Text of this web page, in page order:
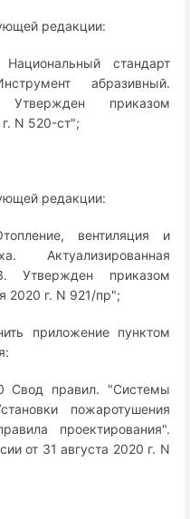
редакции:
стандарт
абразивный.
Утвержден приказом
N 520-ст";
редакции:
вентиляция и
Актуализированная
Утвержден приказом
2020 г. N 921/пр";
приложение пунктом
Свод правил. "Системы
пожаротушения
проектирования".
от 31 августа 2020 г. N